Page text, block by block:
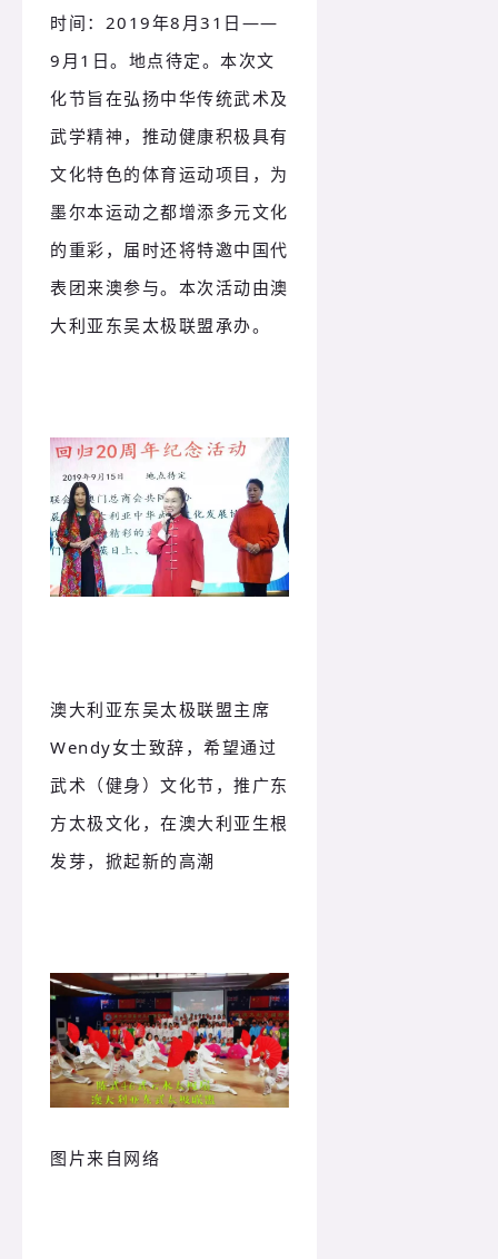
时间： 2019年8月31日——
9月1日。 地点待定。 本次文
化节旨在弘扬中华传统武术及
武学精神，推动健康积极具有
文化特色的体育运动项目，为
墨尔本运动之都增添多元文化
的重彩，届时还将特邀中国代
表团来澳参与。 本次活动由澳
大利亚东吴太极联盟承办。
澳大利亚东吴太极联盟主席
Wendy女士致辞，希望通过
武术（健身）文化节，推广东
方太极文化，在澳大利亚生根
发芽，掀起新的高潮
图片来自网络